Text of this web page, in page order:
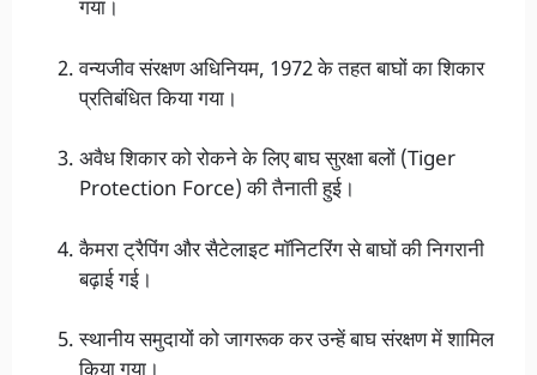
गया।
वन्यजीव संरक्षण अधिनियम, 1972 के तहत बाघों का शिकार
प्रतिबंधित किया गया।
अवैध शिकार को रोकने के लिए बाघ सुरक्षा बलों (Tiger
Protection Force) की तैनाती हुई।
कैमरा ट्रैपिंग और सैटेलाइट मॉनिटरिंग से बाघों की निगरानी
बढ़ाई गई।
स्थानीय समुदायों को जागरूक कर उन्हें बाघ संरक्षण में शामिल